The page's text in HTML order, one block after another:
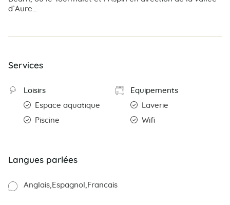
d’Aure…
Services
Loisirs
Espace aquatique
Piscine
Equipements
Laverie
Wifi
Langues parlées
Anglais Espagnol Francais